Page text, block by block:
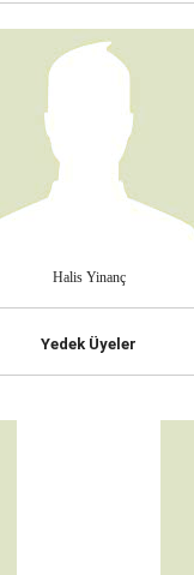
Halis Yinanç
Yedek Üyeler